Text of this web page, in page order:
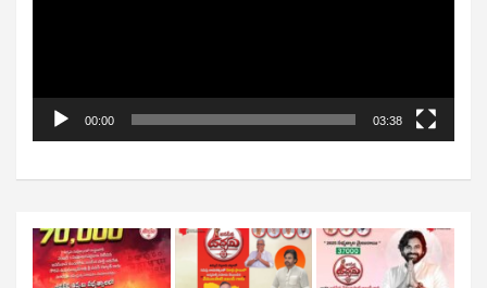
00:00 03:38